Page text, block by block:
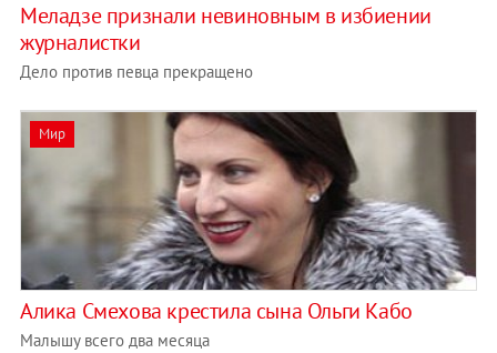
Меладзе признали невиновным в избиении
журналистки
Дело против певца прекращено
Мир
Алика Смехова крестила сына Ольги Кабо
Малышу всего два месяца